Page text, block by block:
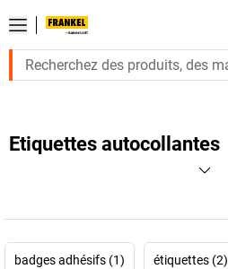
Etiquettes autocollantes
badges adhésifs (1) étiquettes (2)